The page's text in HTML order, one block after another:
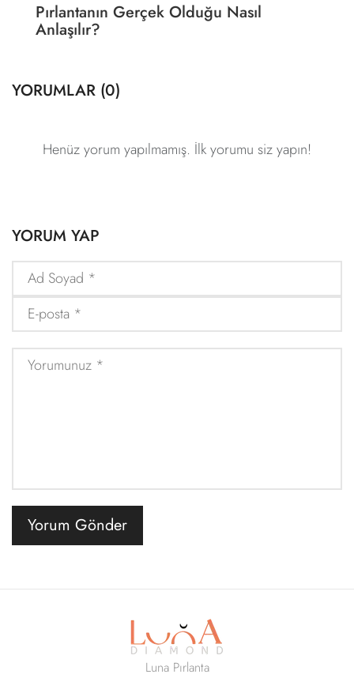
Pırlantanın Gerçek Olduğu Nasıl
Anlaşılır?
YORUMLAR (0)
Henüz yorum yapılmamış. İlk yorumu siz yapın!
YORUM YAP
Yorum Gönder
Luna Pırlanta